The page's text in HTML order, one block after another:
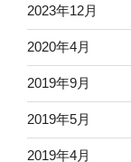
2023年12月
2020年4月
2019年9月
2019年5月
2019年4月